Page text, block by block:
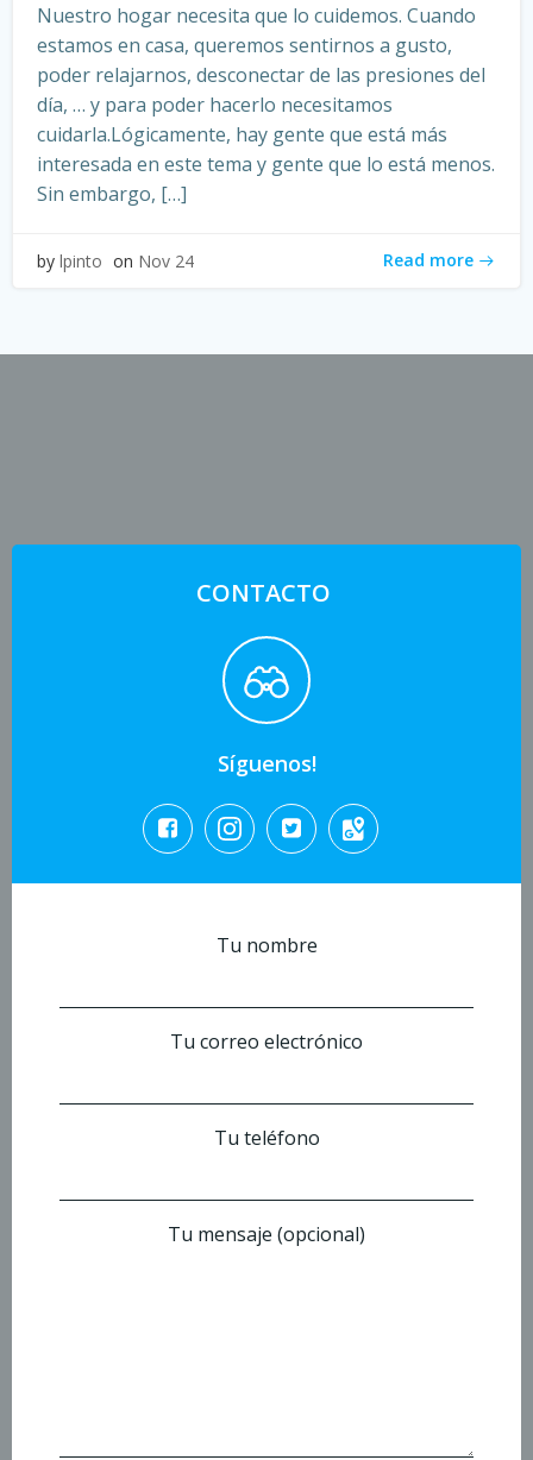
Nuestro hogar necesita que lo cuidemos. Cuando
estamos en casa, queremos sentirnos a gusto,
poder relajarnos, desconectar de las presiones del
día, … y para poder hacerlo necesitamos
cuidarla.Lógicamente, hay gente que está más
interesada en este tema y gente que lo está menos.
Sin embargo, […]
by lpinto on Nov 24 Read more
CONTACTO
Síguenos!
Tu nombre
Tu correo electrónico
Tu teléfono
Tu mensaje (opcional)